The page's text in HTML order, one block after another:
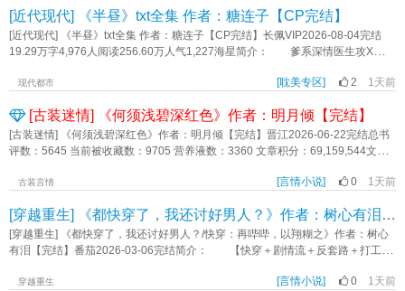
能悄无声息地干掉这个老师吗？ 脑回路清奇的冷脸（伪）社畜受X笑眯眯欠兮
兮（伪）无业游民攻 喻乾因X槐则 标签：无限流 剧情 强强《观破世界》作
者：白无昼
短、直播、日常《俗滥小镇》作者：你爸爸
[近代现代] 《半昼》txt全集 作者：糖连子【CP完结】
[近代现代] 《半昼》txt全集 作者：糖连子【CP完结】长佩VIP2026-08-04完结
19.29万字4,976人阅读256.60万人气1,227海星简介： 爹系深情医生攻X前阳
景， 但最不该是现在。 如果说從前的阮辞尚且算是一颗阳光又青涩的果
气宇不凡。长坏了的阮辞自认为没有资格再像從前一样厚着脸皮赖着他。 于
是该怎么躲着付燕亭就成了阮辞每天烦恼的事。 他出入上下班不用正门，走
的偏门， 可付燕亭的车总是有预知能力一样挡在他面前。 他取药也不去
他索性不出门了，就在家办工， 可为什么，他的那个老奶奶邻居搬走后，住
重逢，是他蓄谋已久，精心准备的。 第二个秘密是：他蓄谋已久的不止是这
场重逢，早在7年前，在那个出租屋的初遇，也不是偶然。 - ①倒敍，前
半部份回忆章节，受先主动追攻。后半部份攻追受，使劲宠受！ ②基调酸
了。 标签：H E年上 久别重逢 酸甜《半昼》作者：糖连子
现代都市 [耽美专区] 2 1天前
[古装迷情] 《何须浅碧深红色》作者：明月倾【完结】
[古装迷情] 《何须浅碧深红色》作者：明月倾【完结】晋江2026-06-22完结总书
评数：5645 当前被收藏数：9705 营养液数：3360 文章积分：69,159,544文案
场，王孙子弟，世家**，各有各的争夺，山雨欲来风满楼。江南柳，恨悠悠，柳
无忧流落在外。柳无忧原本是世家贵女，天之骄女，一朝沦落泥尘，一身才学无
处施展，性格如鹤的她，如何从淤泥中开出花来？翡翠是孟家老太君的贴身婢
女，实际上孟家的管家人，身份卑微，责任重大，如同姐姐般照料一府上下，孟
家三**孟妙常是庶女出身，七窍玲珑，靠自己的聪慧心思和开朗性格在夫人间颇
古装言情 [言情小说] 0 1天前
[穿越重生] 《都快穿了，我还讨好男人？》作者：树心有泪【完结】
[穿越重生] 《都快穿了，我还讨好男人？/快穿：再哔哔，以翔糊之》作者：树心
有泪【完结】番茄2026-03-06完结简介： 【快穿＋剧情流＋反套路＋打工人
把自己送进ICU成了植物人。 系统马力告诉她，在三千小世界里完成任务收
穿越重生 [言情小说] 0 1天前